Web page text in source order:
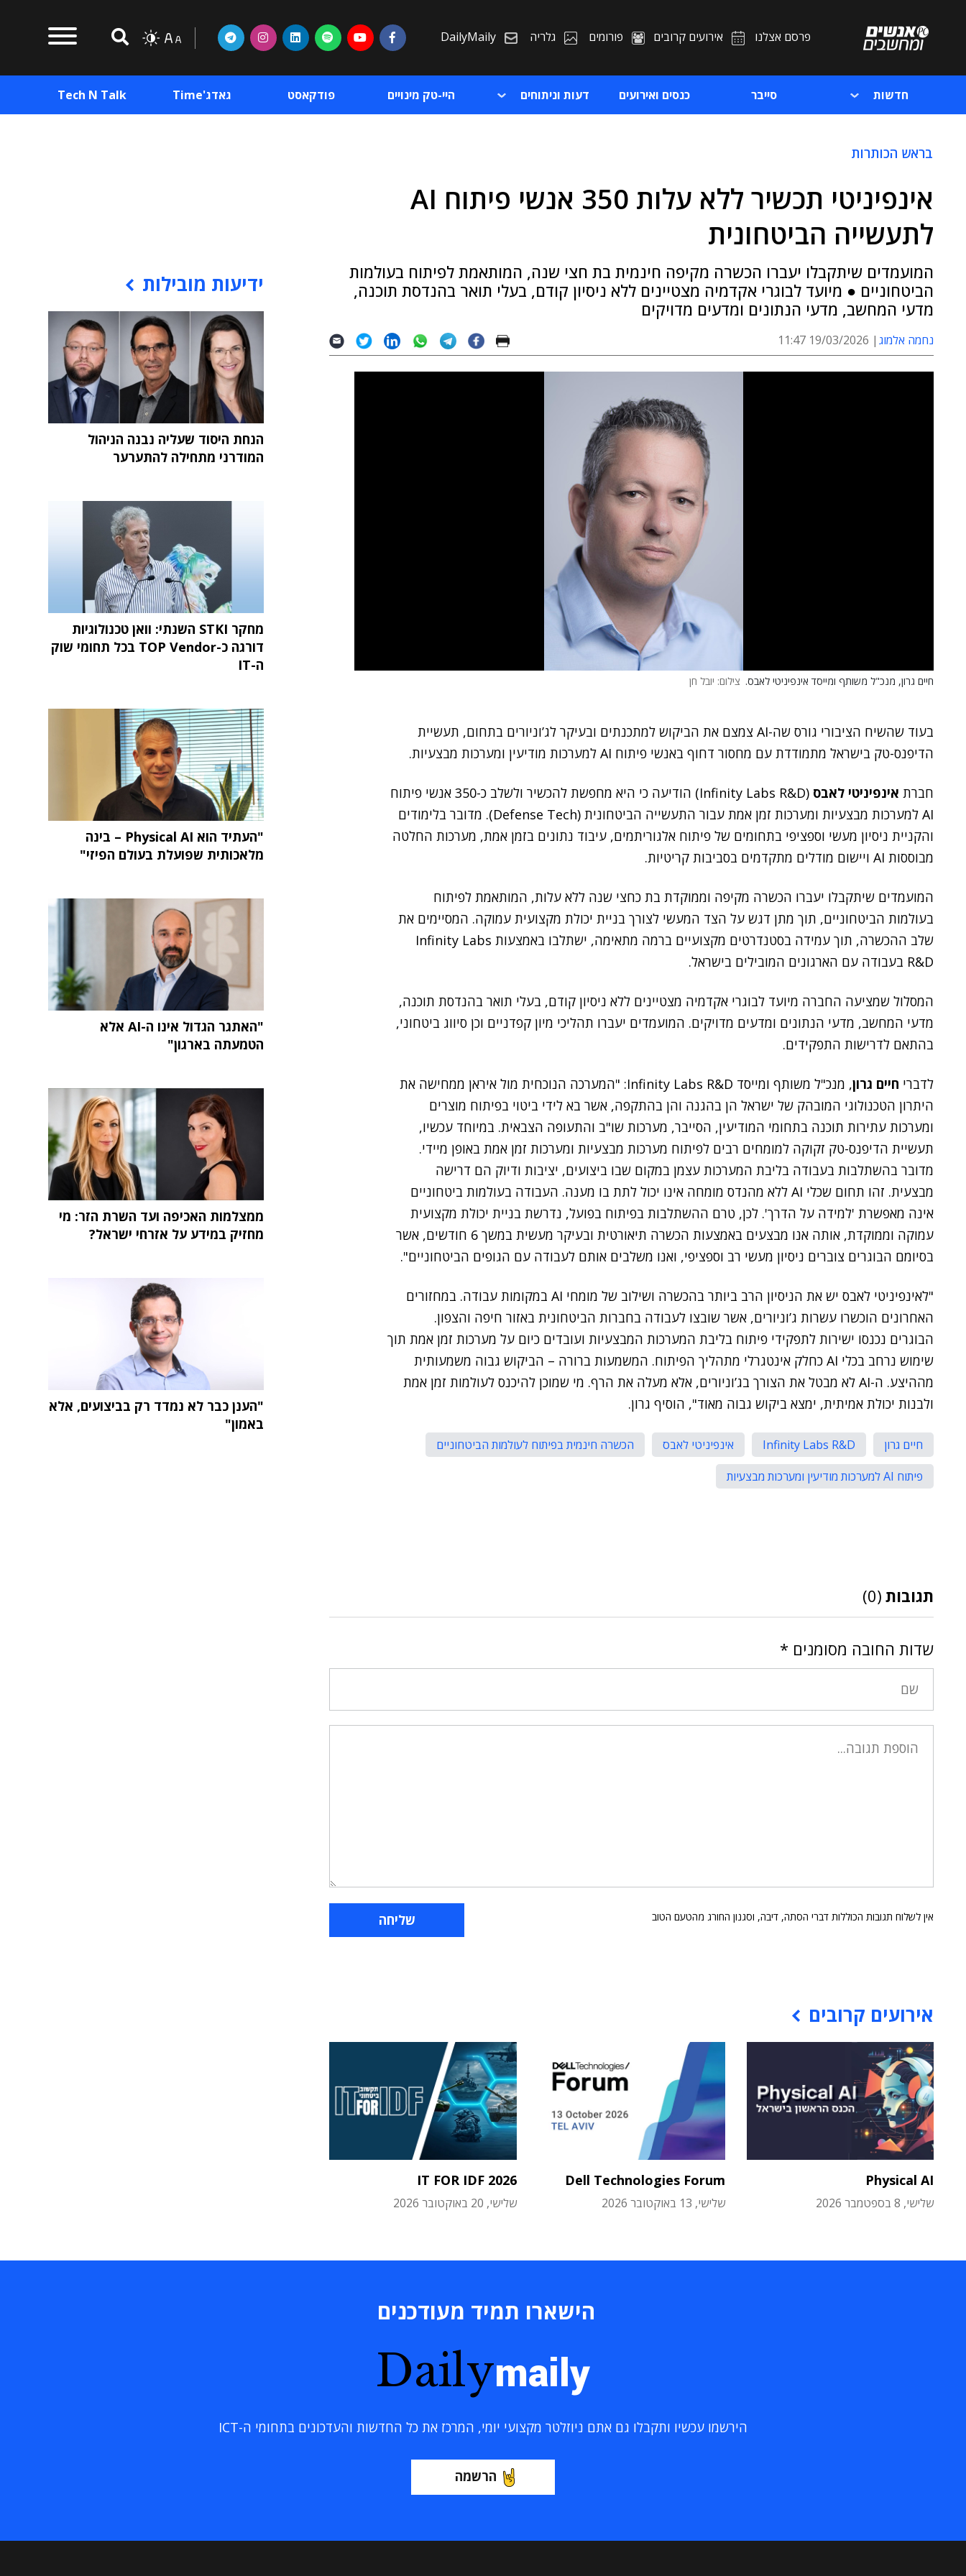
פרסם אצלנו אירועים קרובים פורומים גלריה DailyMaily
חדשות סייבר כנסים ואירועים דעות וניתוחים היי-טק מינויים פודקאסט גאדג'Time Tech N Talk
בראש הכותרות
אינפיניטי תכשיר ללא עלות 350 אנשי פיתוח AI
לתעשייה הביטחונית
המועמדים שיתקבלו יעברו הכשרה מקיפה חינמית בת חצי שנה, המותאמת לפיתוח בעולמות
הביטחוניים ● מיועד לבוגרי אקדמיה מצטיינים ללא ניסיון קודם, בעלי תואר בהנדסת תוכנה,
מדעי המחשב, מדעי הנתונים ומדעים מדויקים
נחמה אלמוג 19/03/2026 11:47
חיים גרון, מנכ"ל משותף ומייסד אינפיניטי לאבס. צילום: יובל חן
בעוד שהשיח הציבורי גורס שה-AI צמצם את הביקוש למתכנתים ובעיקר לג’וניורים בתחום, תעשיית
הדיפנס-טק בישראל מתמודדת עם מחסור דחוף באנשי פיתוח AI למערכות מודיעין ומערכות מבצעיות.
חברת אינפיניטי לאבס
(Infinity Labs R&D) הודיעה כי היא מחפשת להכשיר ולשלב כ-350 אנשי פיתוח
AI למערכות מבצעיות ומערכות זמן אמת עבור התעשייה הביטחונית (Defense Tech). מדובר בלימודים
והקניית ניסיון מעשי וספציפי בתחומים של פיתוח אלגוריתמים, עיבוד נתונים בזמן אמת, מערכות החלטה
מבוססות AI ויישום מודלים מתקדמים בסביבות קריטיות.
המועמדים שיתקבלו יעברו הכשרה מקיפה וממוקדת בת כחצי שנה ללא עלות, המותאמת לפיתוח
בעולמות הביטחוניים, תוך מתן דגש על הצד המעשי לצורך בניית יכולת מקצועית עמוקה. המסיימים את
שלב ההכשרה, תוך עמידה בסטנדרטים מקצועיים ברמה מתאימה, ישתלבו באמצעות Infinity Labs
R&D בעבודה עם הארגונים המובילים בישראל.
המסלול שמציעה החברה מיועד לבוגרי אקדמיה מצטיינים ללא ניסיון קודם, בעלי תואר בהנדסת תוכנה,
מדעי המחשב, מדעי הנתונים ומדעים מדויקים. המועמדים יעברו תהליכי מיון קפדניים וכן סיווג ביטחוני,
בהתאם לדרישות התפקידים.
לדברי חיים גרון
, מנכ"ל משותף ומייסד Infinity Labs R&D: "המערכה הנוכחית מול איראן ממחישה את
היתרון הטכנולוגי המובהק של ישראל הן בהגנה והן בהתקפה, אשר בא לידי ביטוי בפיתוח מוצרים
ומערכות עתירות תוכנה בתחומי המודיעין, הסייבר, מערכות שו"ב והתעופה הצבאית. במיוחד עכשיו,
תעשיית הדיפנס-טק זקוקה למומחים רבים לפיתוח מערכות מבצעיות ומערכות זמן אמת באופן מיידי.
מדובר בהשתלבות בעבודה בליבת המערכות עצמן במקום שבו ביצועים, יציבות ודיוק הם דרישה
מבצעית. זהו תחום שכלי AI ללא מהנדס מומחה אינו יכול לתת בו מענה. העבודה בעולמות ביטחוניים
אינה מאפשרת 'למידה על הדרך'. לכן, טרם ההשתלבות בפיתוח בפועל, נדרשת בניית יכולת מקצועית
עמוקה וממוקדת, אותה אנו מבצעים באמצעות הכשרה תיאורטית ובעיקר מעשית במשך 6 חודשים, אשר
בסיומם הבוגרים צוברים ניסיון מעשי רב וספציפי, ואנו משלבים אותם לעבודה עם הגופים הביטחוניים".
"לאינפיניטי לאבס יש את הניסיון הרב ביותר בהכשרה ושילוב של מומחי AI במקומות עבודה. במחזורים
האחרונים הוכשרו עשרות ג’וניורים, אשר שובצו לעבודה בחברות הביטחונית באזור חיפה והצפון.
הבוגרים נכנסו ישירות לתפקידי פיתוח בליבת המערכות המבצעיות ועובדים כיום על מערכות זמן אמת תוך
שימוש נרחב בכלי AI כחלק אינטגרלי מתהליך הפיתוח. המשמעות ברורה – הביקוש גבוה משמעותית
מההיצע. ה-AI לא מבטל את הצורך בג’וניורים, אלא מעלה את הרף. מי שמוכן להיכנס לעולמות זמן אמת
ולבנות יכולת אמיתית, ימצא ביקוש גבוה מאוד", הוסיף גרון.
חיים גרון Infinity Labs R&D אינפיניטי לאבס
הכשרה חינמית בפיתוח לעולמות הביטחוניים
פיתוח AI למערכות מודיעין ומערכות מבצעיות
תגובות (0)
שדות החובה מסומנים *
אין לשלוח תגובות הכוללות דברי הסתה, דיבה, וסגנון החורג מהטעם הטוב
אירועים קרובים
Physical AI
שלישי, 8 בספטמבר 2026
Dell Technologies Forum
שלישי, 13 באוקטובר 2026
IT FOR IDF 2026
שלישי, 20 באוקטובר 2026
ידיעות מובילות
הנחת היסוד שעליה נבנה הניהול
המודרני מתחילה להתערער
מחקר STKI השנתי: וואן טכנולוגיות
דורגה כ-TOP Vendor בכל תחומי שוק
ה-IT
"העתיד הוא Physical AI – בינה
מלאכותית שפועלת בעולם הפיזי"
"האתגר הגדול אינו ה-AI אלא
הטמעתה בארגון"
ממצלמות האכיפה ועד השרת הזר: מי
מחזיק במידע על אזרחי ישראל?
"הענן כבר לא נמדד רק בביצועים, אלא
באמון"
הישארו תמיד מעודכנים
Dailymaily
הירשמו עכשיו ותקבלו גם אתם ניוזלטר מקצועי יומי, המרכז את כל החדשות והעדכונים בתחומי ה-ICT
הרשמה